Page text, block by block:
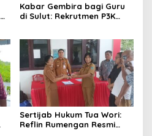
Bangsa
Kabar Gembira bagi Guru
di Sulut: Rekrutmen P3K
Sertijab Hukum Tua Wori:
Reflin Rumengan Resmi